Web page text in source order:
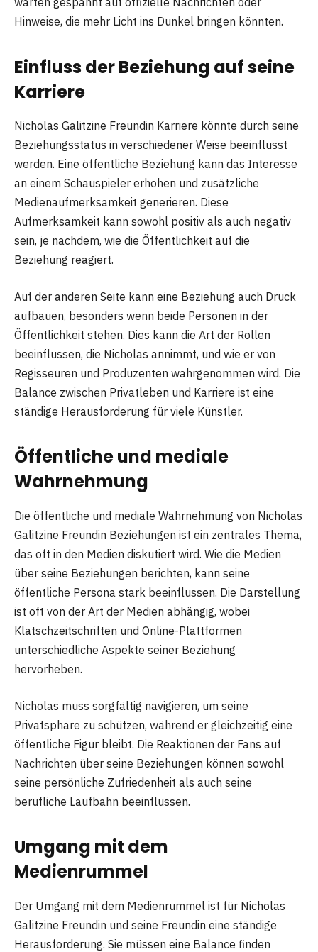
Hinweise, die mehr Licht ins Dunkel bringen könnten.
Einfluss der Beziehung auf seine
Karriere
Nicholas Galitzine Freundin Karriere könnte durch seine
Beziehungsstatus in verschiedener Weise beeinflusst
werden. Eine öffentliche Beziehung kann das Interesse
an einem Schauspieler erhöhen und zusätzliche
Medienaufmerksamkeit generieren. Diese
Aufmerksamkeit kann sowohl positiv als auch negativ
sein, je nachdem, wie die Öffentlichkeit auf die
Beziehung reagiert.
Auf der anderen Seite kann eine Beziehung auch Druck
aufbauen, besonders wenn beide Personen in der
Öffentlichkeit stehen. Dies kann die Art der Rollen
beeinflussen, die Nicholas annimmt, und wie er von
Regisseuren und Produzenten wahrgenommen wird. Die
Balance zwischen Privatleben und Karriere ist eine
ständige Herausforderung für viele Künstler.
Öffentliche und mediale
Wahrnehmung
Die öffentliche und mediale Wahrnehmung von Nicholas
Galitzine Freundin Beziehungen ist ein zentrales Thema,
das oft in den Medien diskutiert wird. Wie die Medien
über seine Beziehungen berichten, kann seine
öffentliche Persona stark beeinflussen. Die Darstellung
ist oft von der Art der Medien abhängig, wobei
Klatschzeitschriften und Online-Plattformen
unterschiedliche Aspekte seiner Beziehung
hervorheben.
Nicholas muss sorgfältig navigieren, um seine
Privatsphäre zu schützen, während er gleichzeitig eine
öffentliche Figur bleibt. Die Reaktionen der Fans auf
Nachrichten über seine Beziehungen können sowohl
seine persönliche Zufriedenheit als auch seine
berufliche Laufbahn beeinflussen.
Umgang mit dem
Medienrummel
Der Umgang mit dem Medienrummel ist für Nicholas
Galitzine Freundin und seine Freundin eine ständige
Herausforderung. Sie müssen eine Balance finden